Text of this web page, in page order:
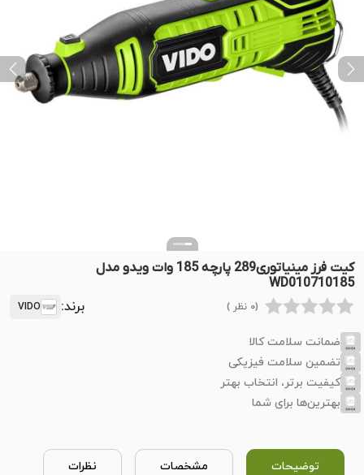
Previous
کیت فرز مینیاتوری289 پارچه 185 وات ویدو مدل
WD010710185
(0 نظر ) برند: VIDO
ضمانت سلامت کالا
تضمین سلامت فیزیکی
کیفیت برتر، انتخاب بهتر
بهترین‌ها برای شما
توضیحات مشخصات نظرات